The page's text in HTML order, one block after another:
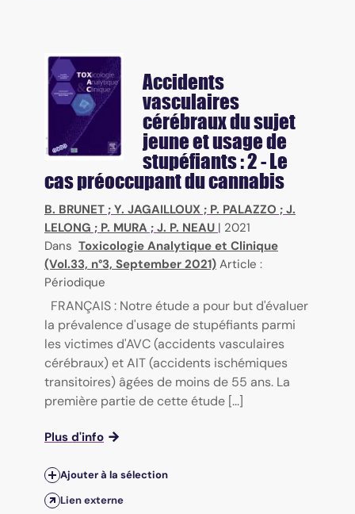
Accidents
vasculaires
cérébraux du sujet
jeune et usage de
stupéfiants : 2 - Le
cas préoccupant du cannabis
B. BRUNET ; Y. JAGAILLOUX ; P. PALAZZO ; J.
LELONG ; P. MURA ; J. P. NEAU | 2021
Dans Toxicologie Analytique et Clinique
(Vol.33, n°3, September 2021) Article :
Périodique
FRANÇAIS : Notre étude a pour but d'évaluer
la prévalence d'usage de stupéfiants parmi
les victimes d'AVC (accidents vasculaires
cérébraux) et AIT (accidents ischémiques
transitoires) âgées de moins de 55 ans. La
première partie de cette étude [...]
Plus d'info
Ajouter à la sélection
Lien externe